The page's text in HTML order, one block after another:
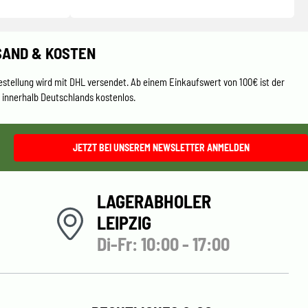
& KOSTEN
wird mit DHL versendet. Ab einem Einkaufswert von 100€ ist der
innerhalb Deutschlands kostenlos.
JETZT BEI UNSEREM NEWSLETTER ANMELDEN
LAGERABHOLER
LEIPZIG
Di-Fr: 10:00 - 17:00